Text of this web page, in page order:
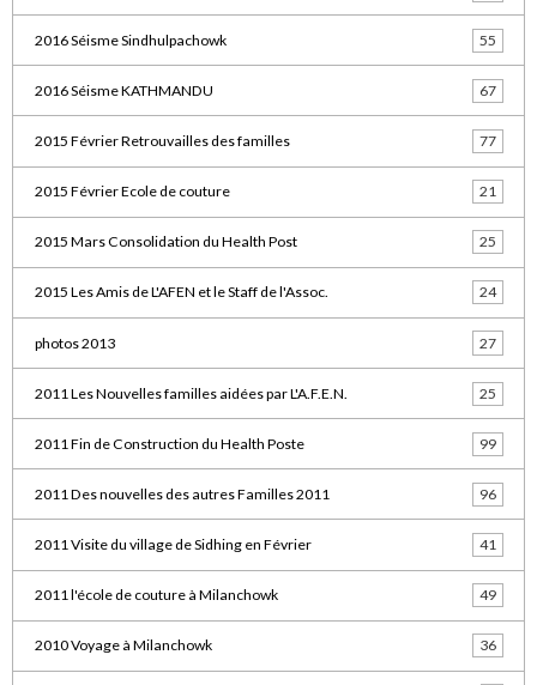
2016 Séisme Sindhulpachowk 55
2016 Séisme KATHMANDU 67
2015 Février Retrouvailles des familles 77
2015 Février Ecole de couture 21
2015 Mars Consolidation du Health Post 25
2015 Les Amis de L'AFEN et le Staff de l'Assoc. 24
photos 2013 27
2011 Les Nouvelles familles aidées par L'A.F.E.N. 25
2011 Fin de Construction du Health Poste 99
2011 Des nouvelles des autres Familles 2011 96
2011 Visite du village de Sidhing en Février 41
2011 l'école de couture à Milanchowk 49
2010 Voyage à Milanchowk 36